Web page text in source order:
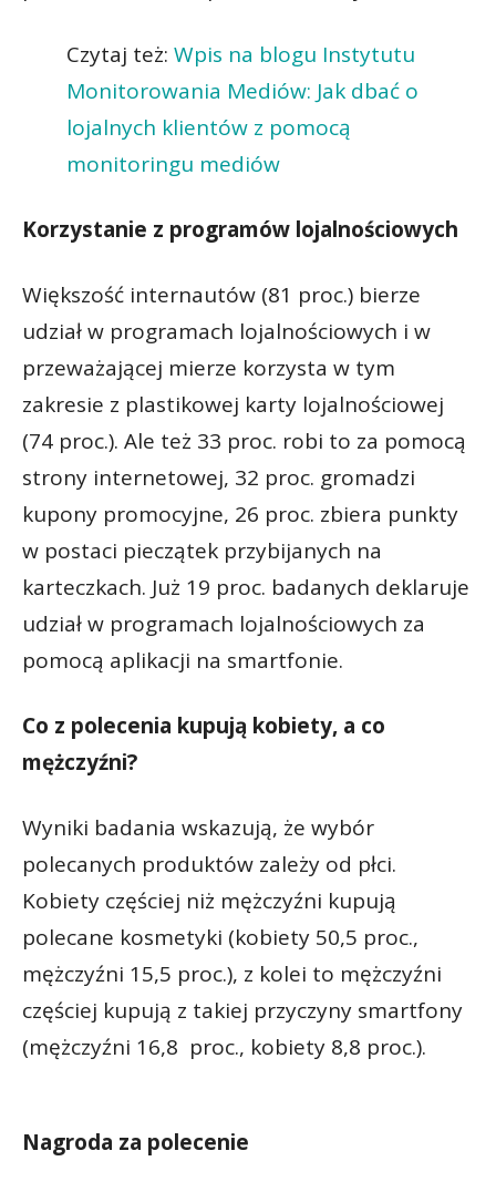
Czytaj też: Wpis na blogu Instytutu
Monitorowania Mediów: Jak dbać o
lojalnych klientów z pomocą
monitoringu mediów
Korzystanie z programów lojalnościowych
Większość internautów (81 proc.) bierze
udział w programach lojalnościowych i w
przeważającej mierze korzysta w tym
zakresie z plastikowej karty lojalnościowej
(74 proc.). Ale też 33 proc. robi to za pomocą
strony internetowej, 32 proc. gromadzi
kupony promocyjne, 26 proc. zbiera punkty
w postaci pieczątek przybijanych na
karteczkach. Już 19 proc. badanych deklaruje
udział w programach lojalnościowych za
pomocą aplikacji na smartfonie.
Co z polecenia kupują kobiety, a co
mężczyźni?
Wyniki badania wskazują, że wybór
polecanych produktów zależy od płci.
Kobiety częściej niż mężczyźni kupują
polecane kosmetyki (kobiety 50,5 proc.,
mężczyźni 15,5 proc.), z kolei to mężczyźni
częściej kupują z takiej przyczyny smartfony
(mężczyźni 16,8 proc., kobiety 8,8 proc.).
Nagroda za polecenie